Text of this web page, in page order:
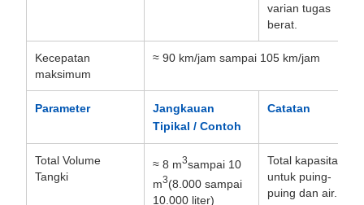
varian tugas
berat.
Kecepatan
maksimum
≈ 90 km/jam sampai 105 km/jam
Parameter
Jangkauan
Tipikal / Contoh
Catatan
Total Volume
Tangki
≈ 8 m3sampai 10
m3(8.000 sampai
10.000 liter)
Total kapasitas
untuk puing-
puing dan air.